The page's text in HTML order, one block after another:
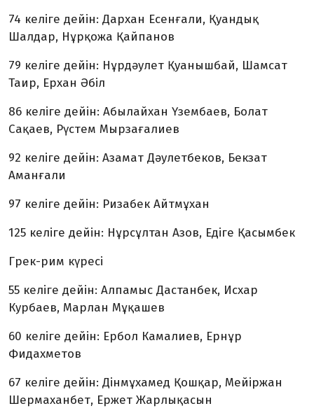
74 келіге дейін: Дархан Есенғали, Қуандық
Шалдар, Нұрқожа Қайпанов
79 келіге дейін: Нұрдәулет Қуанышбай, Шамсат
Таир, Ерхан Әбіл
86 келіге дейін: Абылайхан Үзембаев, Болат
Сақаев, Рүстем Мырзағалиев
92 келіге дейін: Азамат Дәулетбеков, Бекзат
Аманғали
97 келіге дейін: Ризабек Айтмұхан
125 келіге дейін: Нұрсұлтан Азов, Едіге Қасымбек
Грек-рим күресі
55 келіге дейін: Алпамыс Дастанбек, Исхар
Курбаев, Марлан Мұқашев
60 келіге дейін: Ербол Камалиев, Ернұр
Фидахметов
67 келіге дейін: Дінмұхамед Қошқар, Мейіржан
Шермаханбет, Ержет Жарлықасын